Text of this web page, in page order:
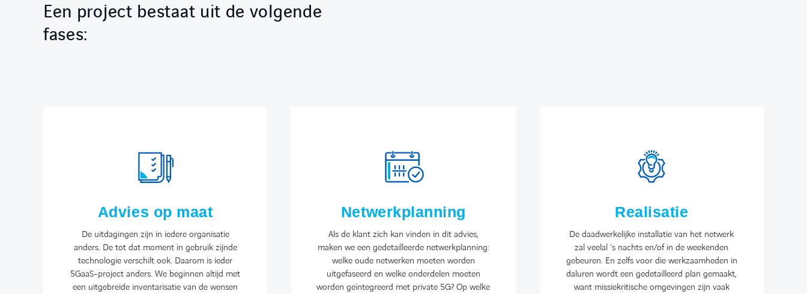
Een project bestaat uit de volgende
fases:
Advies op maat
De uitdagingen zijn in iedere organisatie
anders. De tot dat moment in gebruik zijnde
technologie verschilt ook. Daarom is ieder
5GaaS-project anders. We beginnen altijd met
een uitgebreide inventarisatie van de wensen
Netwerkplanning
Als de klant zich kan vinden in dit advies,
maken we een gedetailleerde netwerkplanning:
welke oude netwerken moeten worden
uitgefaseerd en welke onderdelen moeten
worden geïntegreerd met private 5G? Op welke
Realisatie
De daadwerkelijke installatie van het netwerk
zal veelal ’s nachts en/of in de weekenden
gebeuren. En zelfs voor die werkzaamheden in
daluren wordt een gedetailleerd plan gemaakt,
want missiekritische omgevingen zijn vaak